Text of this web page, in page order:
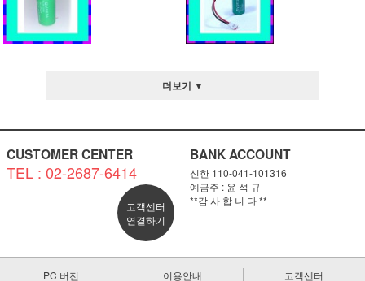
더보기 ▼
CUSTOMER CENTER
TEL : 02-2687-6414
고객센터
연결하기
BANK ACCOUNT
신한 110-041-101316
예금주 : 윤 석 규
**감 사 합 니 다 **
PC 버전 이용안내 고객센터